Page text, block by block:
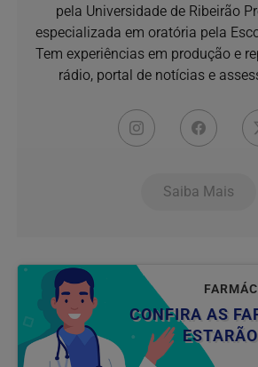
pela Universidade de Ribeirão
especializada em oratória pela
Tem experiências em produção e
rádio, portal de notícias e
Saiba Mais
CONFIRA AS